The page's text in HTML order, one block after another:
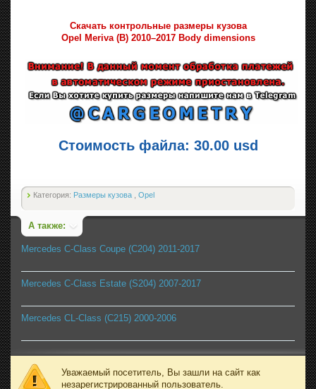
Скачать контрольные размеры кузова
Opel Meriva (B) 2010–2017 Body dimensions
Стоимость файла: 30.00 usd
Категория: Размеры кузова Opel
А также:
Mercedes C-Class Coupe (C204) 2011-2017
Mercedes C-Class Estate (S204) 2007-2017
Mercedes CL-Class (C215) 2000-2006
Уважаемый посетитель, Вы зашли на сайт как
незарегистрированный пользователь.